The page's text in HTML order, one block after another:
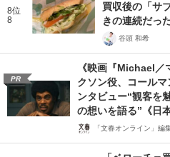
8位
8
買収後の「サ
きの連続だっ
谷頭 和希
PR
《映画『Michael／
クソン役、コール
ンタビュー“観客を
の想いを語る”《日
「文春オンライン」編